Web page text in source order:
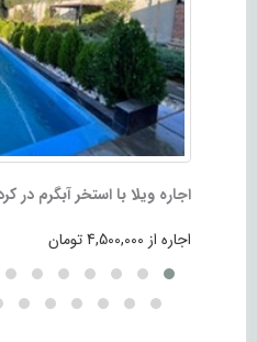
اجاره ویلا با استخر آبگرم در
اجاره از 4,500,000 تومان